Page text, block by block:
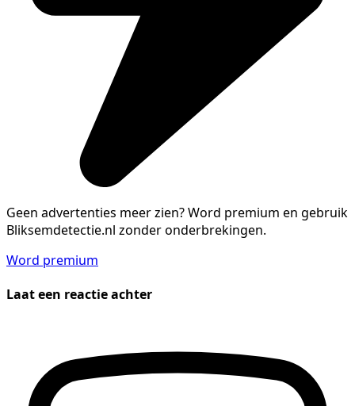
Geen advertenties meer zien?Word premium en gebruik
Bliksemdetectie.nl zonder onderbrekingen.
Word premium
Laat een reactie achter